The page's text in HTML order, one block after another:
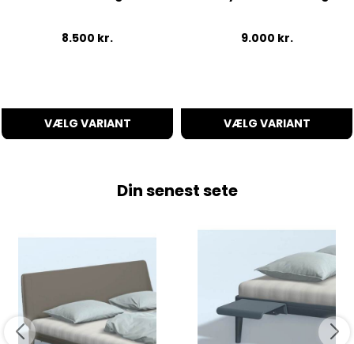
8.500 kr.
VÆLG VARIANT
9.000 kr.
VÆLG VARIANT
Din senest sete